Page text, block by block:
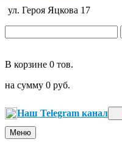
ул. Героя Яцкова 17
В корзине 0 тов.
на сумму 0 руб.
Наш Telegram канал
Меню